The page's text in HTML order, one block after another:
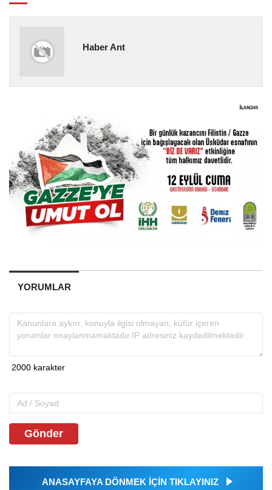
Haber Ant
YORUMLAR
Gönder
ANASAYFAYA DÖNMEK İÇİN TIKLAYINIZ